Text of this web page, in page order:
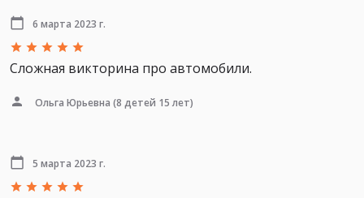
6 марта 2023 г.
Сложная викторина про автомобили.
Ольга Юрьевна (8 детей 15 лет)
5 марта 2023 г.